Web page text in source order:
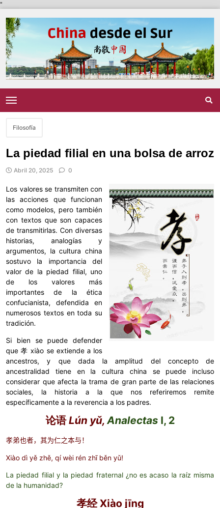
"
Filosofía
La piedad filial en una bolsa de arroz
Abril 20, 2025 0
Los valores se transmiten con
las acciones que funcionan
como modelos, pero también
con textos que son capaces
de transmitirlas. Con diversas
historias, analogías y
argumentos, la cultura china
sostuvo la importancia del
valor de la piedad filial, uno
de los valores más
importantes de la ética
confucianista, defendida en
numerosos textos en toda su
tradición.
Si bien se puede defender
que 孝 xiào se extiende a los
ancestros, y que dada la amplitud del concepto de
ancestralidad tiene en la cultura china se puede incluso
considerar que afecta la trama de gran parte de las relaciones
sociales, la historia a la que nos referiremos remite
específicamente a la reverencia a los padres.
论语Lún yǔ,Analectas I, 2
孝弟也者，其为仁之本与！
Xiào dì yě zhě, qí wèi rén zhī běn yǔ!
La piedad filial y la piedad fraternal ¿no es acaso la raíz misma
de la humanidad?
孝经 Xiào jīng